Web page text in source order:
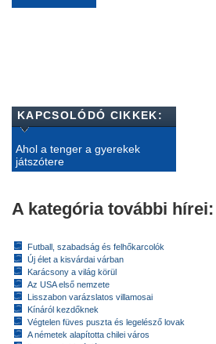
KAPCSOLÓDÓ CIKKEK:
Ahol a tenger a gyerekek
játszótere
A kategória további hírei:
Futball, szabadság és felhőkarcolók
Új élet a kisvárdai várban
Karácsony a világ körül
Az USA első nemzete
Lisszabon varázslatos villamosai
Kínáról kezdőknek
Végtelen füves puszta és legelésző lovak
A németek alapította chilei város